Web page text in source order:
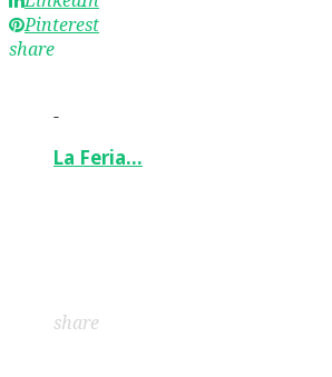
Pinterest
share
-
La Feria…
share